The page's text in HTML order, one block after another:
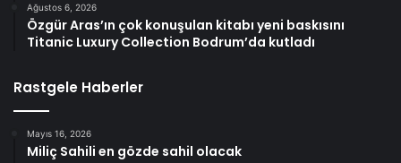
Ağustos 6, 2026
Özgür Aras’ın çok konuşulan kitabı yeni baskısını
Titanic Luxury Collection Bodrum’da kutladı
Rastgele Haberler
Mayıs 16, 2026
Miliç Sahili en gözde sahil olacak